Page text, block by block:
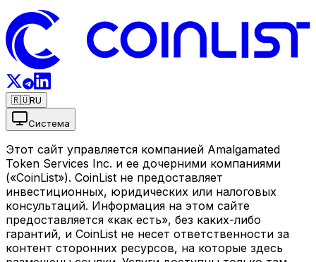
🇷🇺RU
Система
Этот сайт управляется компанией Amalgamated
Token Services Inc. и ее дочерними компаниями
(«CoinList»). CoinList не предоставляет
инвестиционных, юридических или налоговых
консультаций. Информация на этом сайте
предоставляется «как есть», без каких-либо
гарантий, и CoinList не несет ответственности за
контент сторонних ресурсов, на которые здесь